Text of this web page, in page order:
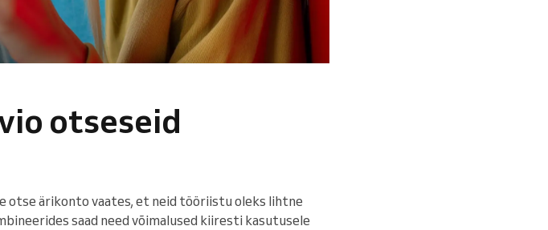
otseseid
otse ärikonto vaates, et neid tööriistu oleks lihtne
saad need võimalused kiiresti kasutusele